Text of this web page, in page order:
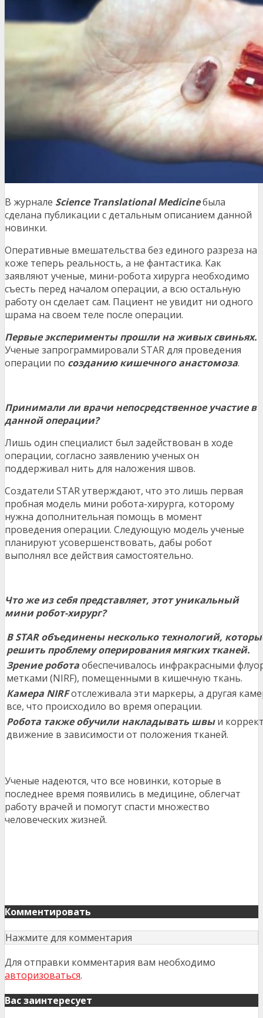
В журнале Science Translational Medicineбыла
сделана публикации с детальным описанием данной
новинки.
Оперативные вмешательства без единого разреза на
коже теперь реальность, а не фантастика. Как
заявляют ученые, мини-робота хирурга необходимо
съесть перед началом операции, а всю остальную
работу он сделает сам. Пациент не увидит ни одного
шрама на своем теле после операции.
Первые эксперименты прошли на живых свиньях.
Ученые запрограммировали STAR для проведения
операции по созданию кишечного анастомоза.
Принимали ли врачи непосредственное участие в
данной операции?
Лишь один специалист был задействован в ходе
операции, согласно заявлению ученых он
поддерживал нить для наложения швов.
Создатели STAR утверждают, что это лишь первая
пробная модель мини робота-хирурга, которому
нужна дополнительная помощь в момент
проведения операции. Следующую модель ученые
планируют усовершенствовать, дабы робот
выполнял все действия самостоятельно.
Что же из себя представляет, этот уникальный
мини робот-хирург?
В STAR объединены несколько технологий,
решить проблему оперирования мягких тканей.
Зрение роботаобеспечивалось инфракрасными
метками (NIRF), помещенными в кишечную ткань.
Камера NIRFотслеживала эти маркеры, а другая
все, что происходило во время операции.
Робота также обучили накладывать швыи
движение в зависимости от положения тканей.
Ученые надеются, что все новинки, которые в
последнее время появились в медицине, облегчат
работу врачей и помогут спасти множество
человеческих жизней.
Комментировать
Нажмите для комментария
Для отправки комментария вам необходимо
авторизоваться.
Вас заинтересует